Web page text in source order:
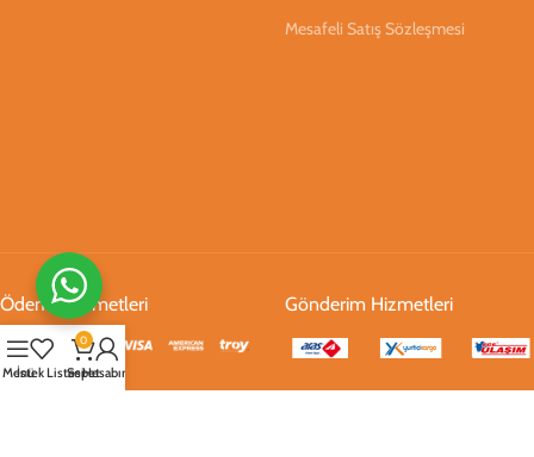
Mesafeli Satış Sözleşmesi
Ödeme Hizmetleri Gönderim Hizmetleri
Menüİstek Listesi
0
SepetHesabım